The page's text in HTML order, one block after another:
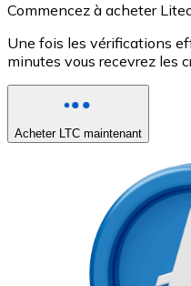
Commencez à acheter
Une fois les vérifications
minutes vous recevrez les
Acheter LTC maintenant